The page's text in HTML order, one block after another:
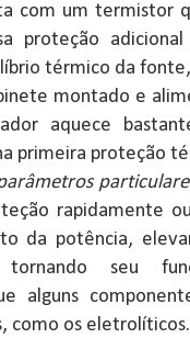
com um termistor
proteção
térmico da
montado e
aquece
primeira proteção
rapidamente
da potência,
seu
alguns
como os